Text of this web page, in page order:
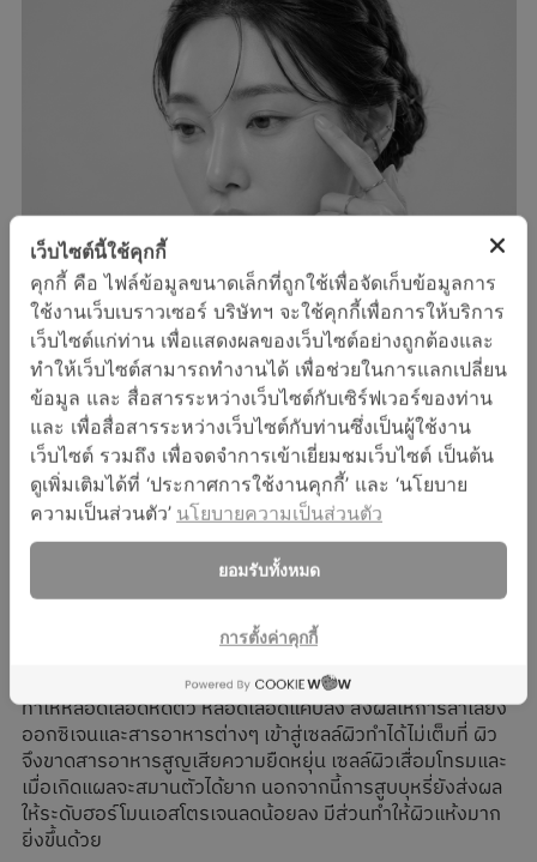
แสงแดดเป็นปัจจัยหลักที่ทำร้ายผิว รังสียูวีจะทำลายเซลล์ในชั้น
ผิว อย่างคอลลาเจน และอีลาสติน ทำให้ผิวสูญเสียความยืดหยุ่น
ก่อให้เกิดริ้วรอยก่อนวัย รังสียูวียังมีผลต่อการสร้างเม็ดสีผิว
ทำให้ผิวหมองคล้ำ เกิดฝ้า กระ จุดด่างดำ
อนุมูลอิสระที่เกิดจากปัจจัยต่างๆ เช่น การสูบบุหรี่ ความเครียด
มลภาวะแวดล้อม และโดยเฉพาะอย่างยิ่งจากรังสียูวีที่ส่งผล
ทำร้ายผิวในระดับดีเอ็นเอ ซึ่งอาจจะพัฒนาไปเป็นมะเร็งผิวหนัง
ได้
การสูบบุหรี่ทำให้ผิวเกิดริ้วรอยได้ง่าย เนื่องจากการสูบบุหรี่
ทำให้หลอดเลือดหดตัว หลอดเลือดแคบลง ส่งผลให้การลำเลียง
ออกซิเจนและสารอาหารต่างๆ เข้าสู่เซลล์ผิวทำได้ไม่เต็มที่ ผิว
จึงขาดสารอาหารสูญเสียความยืดหยุ่น เซลล์ผิวเสื่อมโทรมและ
เมื่อเกิดแผลจะสมานตัวได้ยาก นอกจากนี้การสูบบุหรี่ยังส่งผล
ให้ระดับฮอร์โมนเอสโตรเจนลดน้อยลง มีส่วนทำให้ผิวแห้งมาก
ยิ่งขึ้นด้วย
เว็บไซต์นี้ใช้คุกกี้
คุกกี้ คือ ไฟล์ข้อมูลขนาดเล็กที่ถูกใช้เพื่อจัดเก็บข้อมูลการ
ใช้งานเว็บเบราวเซอร์ บริษัทฯ จะใช้คุกกี้เพื่อการให้บริการ
เว็บไซต์แก่ท่าน เพื่อแสดงผลของเว็บไซต์อย่างถูกต้องและ
ทำให้เว็บไซต์สามารถทำงานได้ เพื่อช่วยในการแลกเปลี่ยน
ข้อมูล และ สื่อสารระหว่างเว็บไซต์กับเซิร์ฟเวอร์ของท่าน
และ เพื่อสื่อสารระหว่างเว็บไซต์กับท่านซึ่งเป็นผู้ใช้งาน
เว็บไซต์ รวมถึง เพื่อจดจำการเข้าเยี่ยมชมเว็บไซต์ เป็นต้น
ดูเพิ่มเติมได้ที่ ‘ประกาศการใช้งานคุกกี้’ และ ‘นโยบาย
ความเป็นส่วนตัว’ นโยบายความเป็นส่วนตัว
ยอมรับทั้งหมด
การตั้งค่าคุกกี้